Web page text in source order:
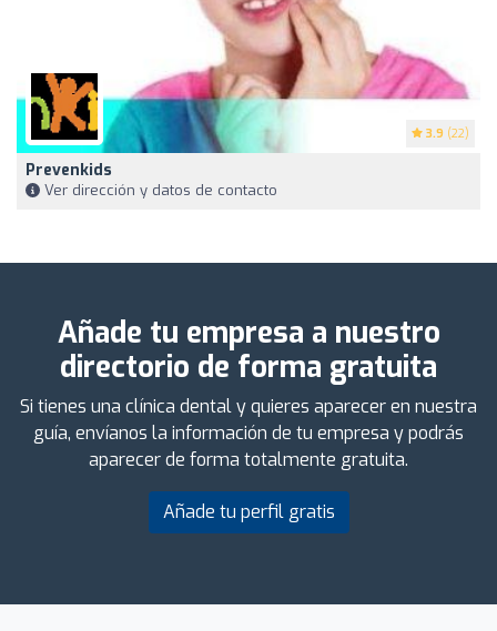
3.9 (22)
Prevenkids
Ver dirección y datos de contacto
Añade tu empresa a nuestro
directorio de forma gratuita
Si tienes una clínica dental y quieres aparecer en nuestra
guía, envíanos la información de tu empresa y podrás
aparecer de forma totalmente gratuita.
Añade tu perfil gratis